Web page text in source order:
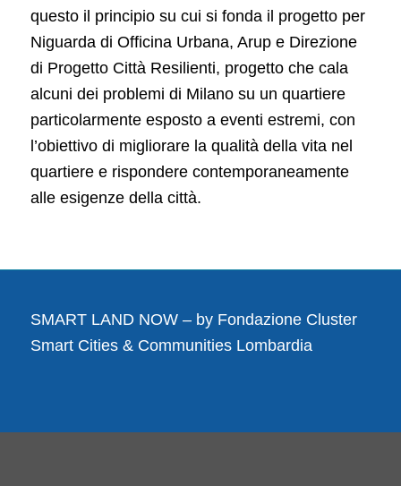
questo il principio su cui si fonda il progetto per
Niguarda di Officina Urbana, Arup e Direzione
di Progetto Città Resilienti, progetto che cala
alcuni dei problemi di Milano su un quartiere
particolarmente esposto a eventi estremi, con
l’obiettivo di migliorare la qualità della vita nel
quartiere e rispondere contemporaneamente
alle esigenze della città.
SMART LAND NOW – by Fondazione Cluster
Smart Cities & Communities Lombardia